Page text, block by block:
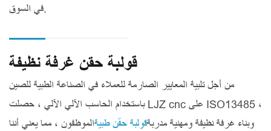
في السوق.
قولبة حقن غرفة نظيفة
من أجل تلبية المعايير الصارمة للعملاء في الصناعة الطبية للصين
باستخدام الحاسب الآلي الآلي ، حصلت LJZ cnc على ISO13485 ،
وبناء غرفة نظيفة ومهنية مدربةقولبة حقن طبيةالموظفون ، مما يعني أننا